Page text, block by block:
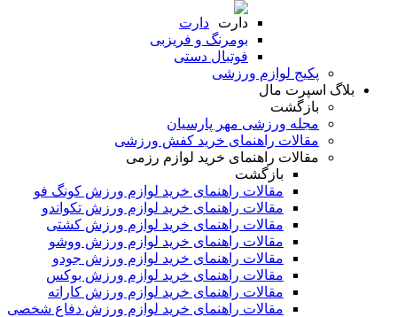
دارت
بومرنگ و فریزبی
فوتبال دستی
پکیج لوازم ورزشی
بلاگ اسپرت مال
بازگشت
مجله ورزشی مهر پارسیان
مقالات راهنمای خرید کفش ورزشی
مقالات راهنمای خرید لوازم رزمی
بازگشت
مقالات راهنمای خرید لوازم ورزش کونگ فو
مقالات راهنمای خرید لوازم ورزش تکواندو
مقالات راهنمای خرید لوازم ورزش کشتی
مقالات راهنمای خرید لوازم ورزش ووشو
مقالات راهنمای خرید لوازم ورزش جودو
مقالات راهنمای خرید لوازم ورزش بوکس
مقالات راهنمای خرید لوازم ورزش کاراته
مقالات راهنمای خرید لوازم ورزش دفاع شخصی